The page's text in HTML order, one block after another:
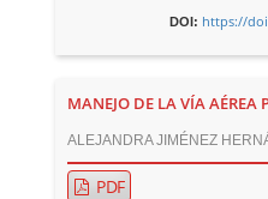
DOI: https://
MANEJO DE LA VÍA AÉREA
ALEJANDRA JIMÉNEZ
PDF